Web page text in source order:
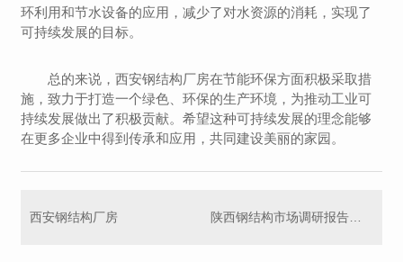
环利用和节水设备的应用，减少了对水资源的消耗，实现了
可持续发展的目标。
总的来说，西安钢结构厂房在节能环保方面积极采取措
施，致力于打造一个绿色、环保的生产环境，为推动工业可
持续发展做出了积极贡献。希望这种可持续发展的理念能够
在更多企业中得到传承和应用，共同建设美丽的家园。
西安钢结构厂房